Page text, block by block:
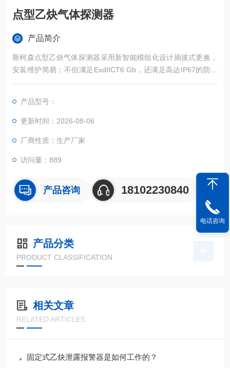
点型乙炔气体探测器
产品简介
斯柯森点型乙炔气体探测器采用新智能模组化设计插拔式更换，
安装维护简易；不但满足ExdIICT6 Gb，还满足高达IP67的防水
等级；可防雨淋和短时间浸泡，防水溅、防尘、防爆、防震，还
产品型号：
更新时间：2026-08-06
厂商性质：生产厂家
访问量：889
产品咨询 18102230840
产品分类
PRODUCT CLASSIFICATION
相关文章
RELATED ARTICLES
固定式乙炔泄露报警器是如何工作的？
电话咨询